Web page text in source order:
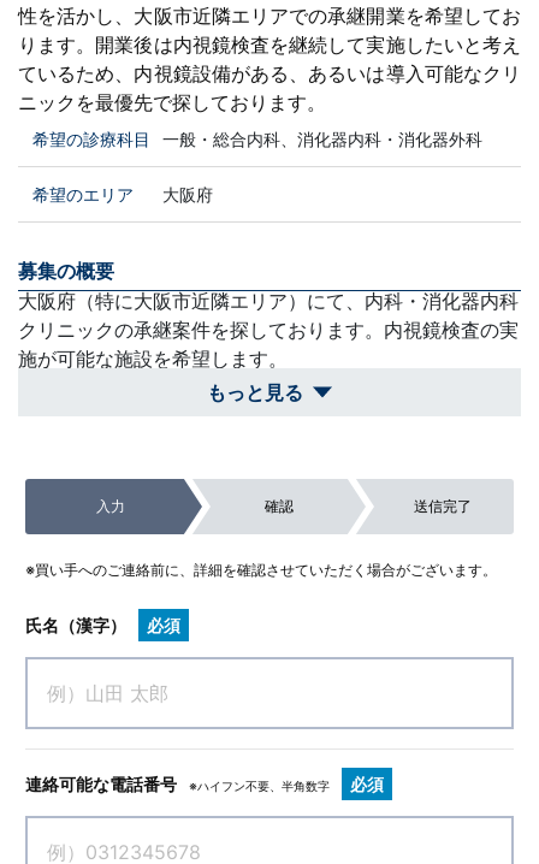
性を活かし、大阪市近隣エリアでの承継開業を希望してお
ります。開業後は内視鏡検査を継続して実施したいと考え
ているため、内視鏡設備がある、あるいは導入可能なクリ
ニックを最優先で探しております。
希望の診療科目 一般・総合内科、消化器内科・消化器外科
希望のエリア 大阪府
募集の概要
大阪府（特に大阪市近隣エリア）にて、内科・消化器内科
クリニックの承継案件を探しております。内視鏡検査の実
施が可能な施設を希望します。
もっと見る
現在の勤務先との調整を図りつつ、前向きかつ円滑に引き
継ぎの準備を進めさせていただきます。
消化器内視鏡検査の実施や設備の導入が物理的に不可能な
手狭な物件や、大阪市近隣から遠い案件。
入力 確認 送信完了
※買い手へのご連絡前に、詳細を確認させていただく場合がございます。
氏名（漢字） 必須
連絡可能な電話番号 ※ハイフン不要、半角数字 必須